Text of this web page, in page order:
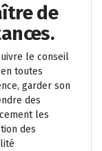
de
le conseil
toutes
garder son
des
les
des